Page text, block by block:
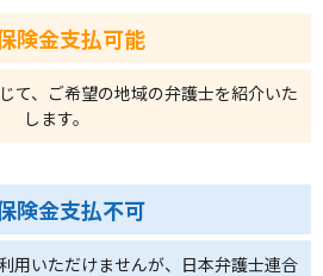
険金支払可能
て、ご希望の地域の弁護士を紹介いた
します。
険金支払不可
用いただけませんが、日本弁護士連合